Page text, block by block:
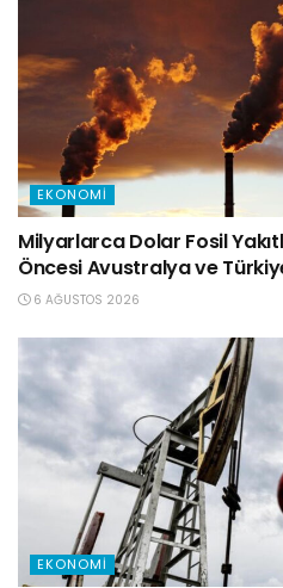
EKONOMI
Milyarlarca Dolar Fosil
Öncesi Avustralya ve
6 AĞUSTOS 2026
EKONOMI